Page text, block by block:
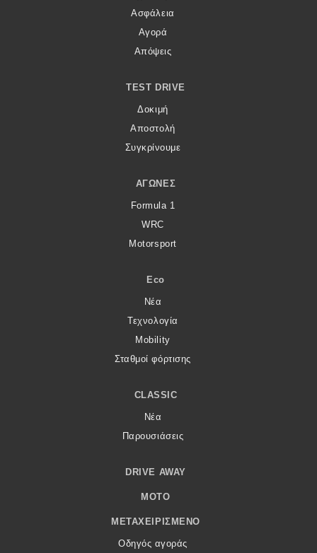
Ασφάλεια
Αγορά
Απόψεις
TEST DRIVE
Δοκιμή
Αποστολή
Συγκρίνουμε
ΑΓΏΝΕΣ
Formula 1
WRC
Motorsport
Eco
Νέα
Τεχνολογία
Mobility
Σταθμοί φόρτισης
CLASSIC
Νέα
Παρουσιάσεις
DRIVE AWAY
MOTO
ΜΕΤΑΧΕΙΡΙΣΜΈΝΟ
Οδηγός αγοράς